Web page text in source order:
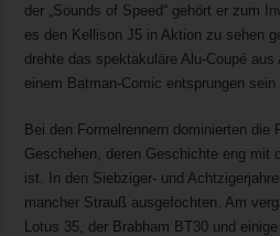
der „Sounds of Speed“ gehört er zum
es den Kellison J5 in Aktion zu sehen
drehte das spektakuläre Alu-Coupé
einem Batman-Comic entsprungen
Bei den Formelrennern dominierten die
Geschehen, deren Geschichte eng mit
ist. In den Siebziger- und
mancher Strauß ausgefochten. Am
Lotus 35, der Brabham BT30 und